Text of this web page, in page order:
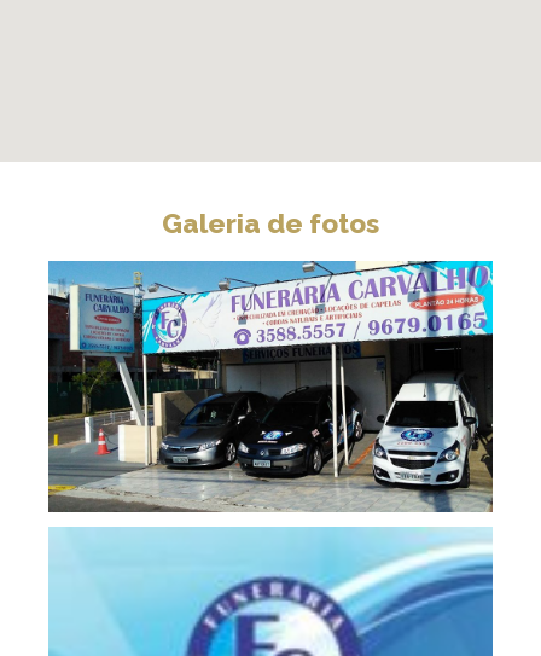
Galeria de fotos